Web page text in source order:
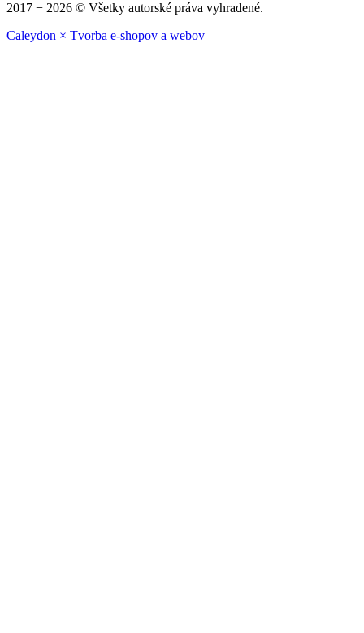
2017 − 2026 © Všetky autorské práva vyhradené.
Caleydon × Tvorba e-shopov a webov